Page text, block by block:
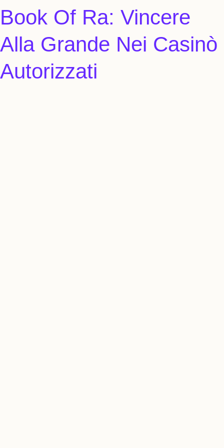
Book Of Ra: Vincere
Alla Grande Nei Casinò
Autorizzati